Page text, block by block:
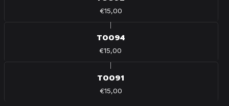
€15,00
T0094
€15,00
T0091
€15,00